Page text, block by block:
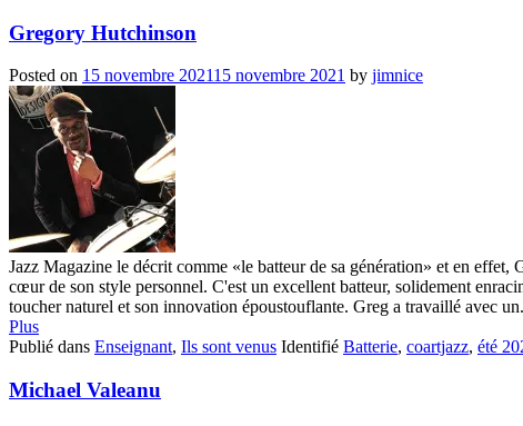
Gregory Hutchinson
Posted on 15 novembre 202115 novembre 2021 by jimnice
Jazz Magazine le décrit comme «le batteur de sa génération» et en
cœur de son style personnel. C'est un excellent batteur, solidement
toucher naturel et son innovation époustouflante. Greg a travaillé avec
Plus
Publié dans Enseignant, Ils sont venus Identifié Batterie, coartjazz, été
Michael Valeanu